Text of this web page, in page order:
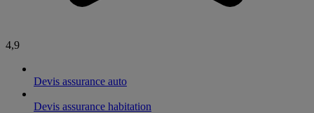
4,9
Devis assurance auto
Devis assurance habitation